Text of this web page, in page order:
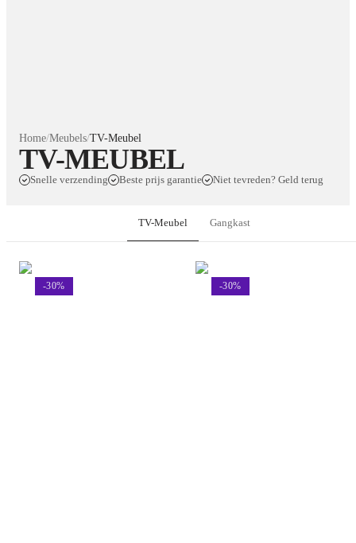
Home/Meubels/TV-Meubel
TV-MEUBEL
Snelle verzending Beste prijs garantie Niet tevreden? Geld terug
TV-Meubel Gangkast
-30% -30%